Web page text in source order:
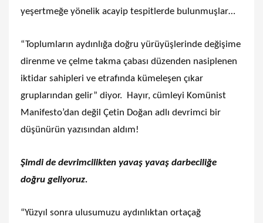
yeşertmeğe yönelik acayip tespitlerde bulunmuşlar…
“Toplumların aydınlığa doğru yürüyüşlerinde değişime
direnme ve çelme takma çabası düzenden nasiplenen
iktidar sahipleri ve etrafında kümeleşen çıkar
gruplarından gelir” diyor. Hayır, cümleyi Komünist
Manifesto’dan değil Çetin Doğan adlı devrimci bir
düşünürün yazısından aldım!
Şimdi de devrimcilikten yavaş yavaş darbeciliğe
doğru geliyoruz.
“Yüzyıl sonra ulusumuzu aydınlıktan ortaçağ